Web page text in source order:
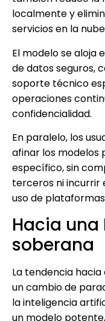
localmente y
servicios en la
El modelo se aloja
de datos seguros,
soporte técnico
operaciones
confidencialidad.
En paralelo, los
afinar los modelos
específico, sin
terceros ni incurrir
uso de
Hacia una
soberana
La tendencia
un cambio de
la inteligencia
un modelo